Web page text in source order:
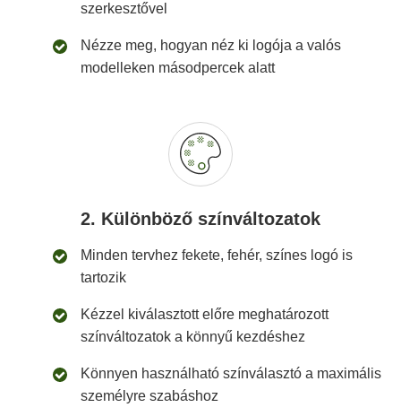
szerkesztővel
Nézze meg, hogyan néz ki logója a valós
modelleken másodpercek alatt
2. Különböző színváltozatok
Minden tervhez fekete, fehér, színes logó is
tartozik
Kézzel kiválasztott előre meghatározott
színváltozatok a könnyű kezdéshez
Könnyen használható színválasztó a maximális
személyre szabáshoz